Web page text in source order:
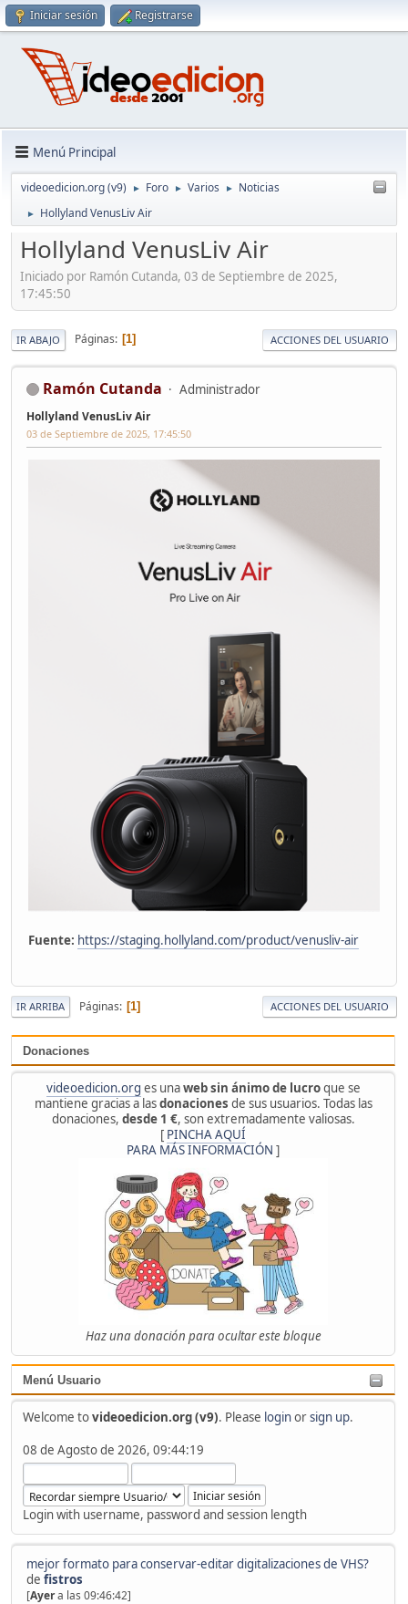
Iniciar sesión Registrarse
Menú Principal
videoedicion.org (v9) ► Foro ► Varios ► Noticias
► Hollyland VenusLiv Air
Donaciones
videoedicion.org es unaweb sin ánimo de lucroque se
mantiene gracias a lasdonaciones de sus usuarios. Todas las
donaciones, desde 1 €, son extremadamente valiosas.
[ PINCHA AQUÍ
PARA MÁS INFORMACIÓN ]
Haz una donación para ocultar este bloque
Menú Usuario
Welcome tovideoedicion.org (v9). Please loginorsign up.
08 de Agosto de 2026, 09:44:19
Login with username, password and session length
mejor formato para conservar-editar digitalizaciones de VHS?
de fistros
[Ayera las 09:46:42]
Hollyland VenusLiv Air
Iniciado por Ramón Cutanda, 03 de Septiembre de 2025,
17:45:50
IR ABAJO Páginas 1 ACCIONES DEL USUARIO
Ramón Cutanda Administrador
Hollyland VenusLiv Air
03 de Septiembre de 2025, 17:45:50
Fuente: https://staging.hollyland.com/product/venusliv-air
IR ARRIBA Páginas 1 ACCIONES DEL USUARIO